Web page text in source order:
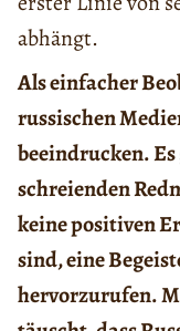
abhängt.
Als einfacher
russischen
beeindrucken.
schreienden
keine positiven
sind, eine
hervorzurufen.